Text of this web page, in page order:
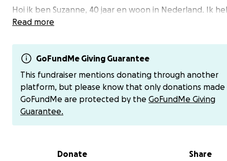
Hoi ik ben Suzanne, 40 jaar en woon in Nederland. Ik
genetische aandoening die Ehlers-Danlos Syndroom
pezen heel zwak en uitgerekt zijn. Dit heeft bij mij voor
instabiliteit in een groot deel van mijn ruggengraat
De enige oplossing voor mijn situatie is een ingrijpende
uiterst zeldzame operatie: een fusie van mijn schedel
mijn T10-wervel (in mijn onderrug). Deze operatie,
met stangen, schroeven en plaatjes, is noodzakelijk om
door een handjevol EDS- specialisten over de wereld
Read more
GoFundMe Giving Guarantee
This fundraiser mentions donating through another
platform, but please know that only donations made
GoFundMe are protected by the GoFundMe Giving
Guarantee.
Donate Share